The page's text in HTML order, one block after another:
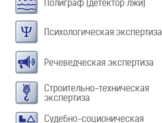
Полиграф (детектор лжи)
Психологическая экспертиза
Речеведческая экспертиза
Строительно-техническая
экспертиза
Судебно-соционическая